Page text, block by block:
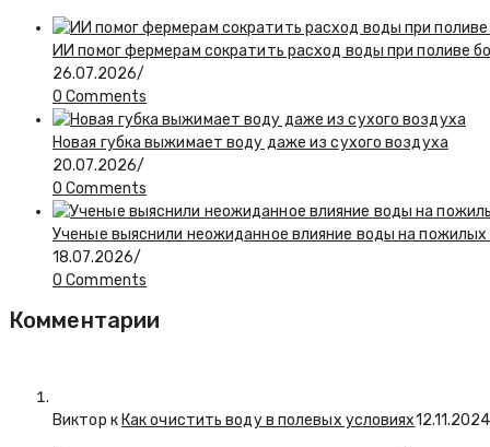
ИИ помог фермерам сократить расход воды при поливе
26.07.2026/
0 Comments
Новая губка выжимает воду даже из сухого воздуха
20.07.2026/
0 Comments
Ученые выяснили неожиданное влияние воды на
18.07.2026/
0 Comments
Комментарии
Виктор к Как очистить воду в полевых условиях12.11.2024